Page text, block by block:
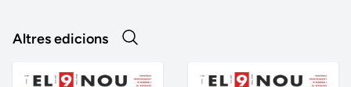
Altres edicions